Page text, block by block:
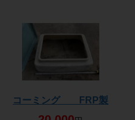
コーミング FRP製